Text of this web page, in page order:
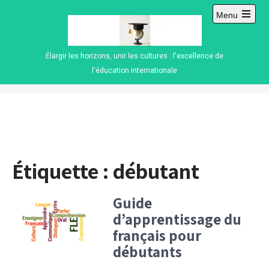
Élargir les horizons, unir les cultures : l'excellence de
l'éducation internationale
Menu
Open
Étiquette : débutant
Guide
d’apprentissage du
français pour
débutants